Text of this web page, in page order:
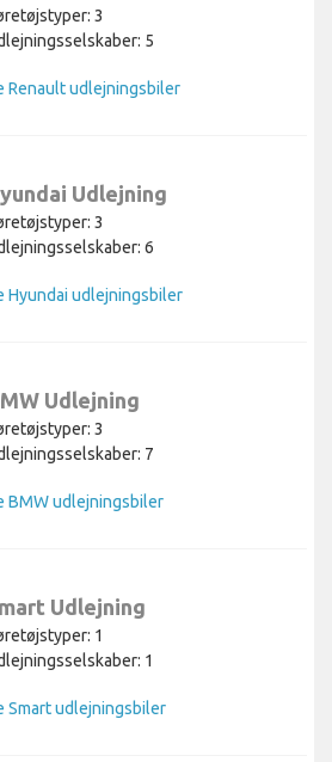
3
5
Renault udlejningsbiler
Udlejning
3
6
Hyundai udlejningsbiler
Udlejning
3
7
BMW udlejningsbiler
Udlejning
1
1
Smart udlejningsbiler